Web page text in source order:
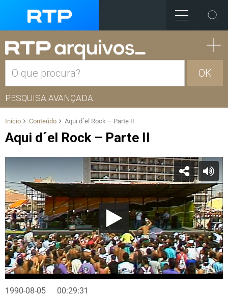
OK
PESQUISA AVANÇADA
Início Conteúdo Aqui d´el Rock – Parte II
Aqui d´el Rock – Parte II
1990-08-05 00:29:31